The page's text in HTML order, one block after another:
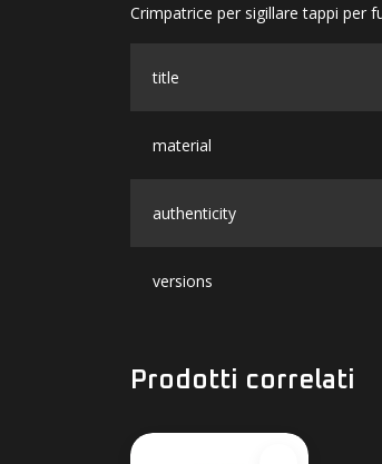
Crimpatrice per sigillare tappi per
title
material
authenticity
versions
Prodotti correlati